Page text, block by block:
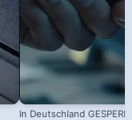
In Deutschland